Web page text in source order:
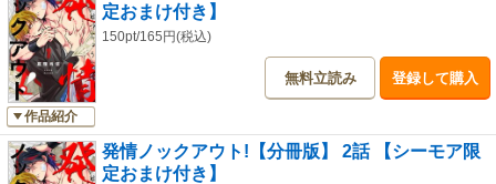
作品紹介
定おまけ付き】
150pt/165円(税込)
無料立読み 登録して購入
発情ノックアウト!【分冊版】 2話 【シーモア限
定おまけ付き】